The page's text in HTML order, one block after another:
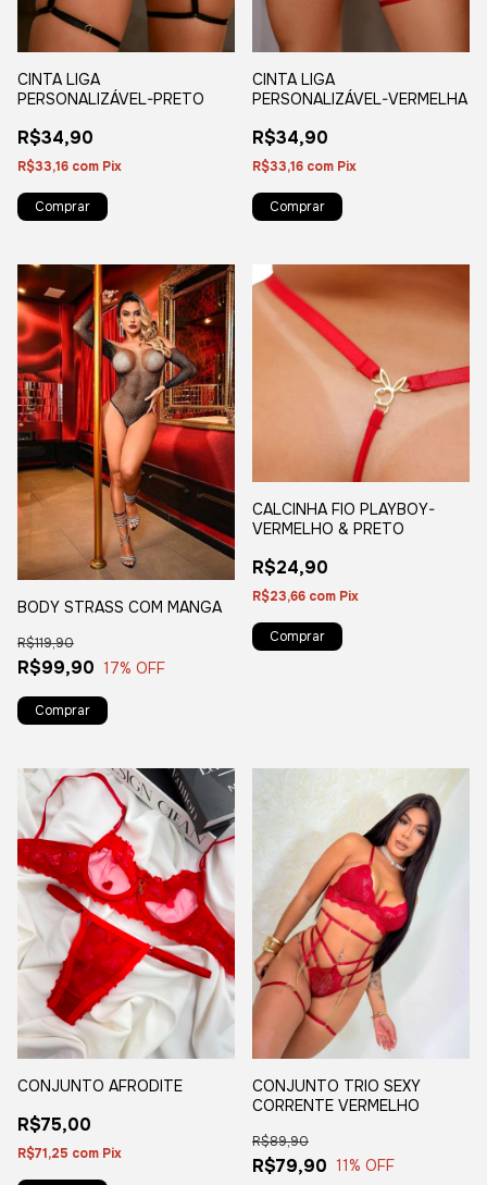
CINTA LIGA
PERSONALIZÁVEL-PRETO
R$34,90
R$33,16 com Pix
CINTA LIGA
PERSONALIZÁVEL-VERMELHA
R$34,90
R$33,16 com Pix
BODY STRASS COM MANGA
R$99,90
R$119,90
17% OFF
CALCINHA FIO PLAYBOY-
VERMELHO & PRETO
R$24,90
R$23,66 com Pix
Comprar
CONJUNTO AFRODITE
R$75,00
R$71,25 com Pix
CONJUNTO TRIO SEXY
CORRENTE VERMELHO
R$79,90
R$89,90
11% OFF